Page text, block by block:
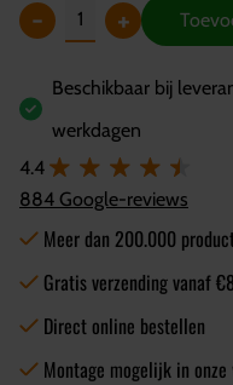
- +
Beschikbaar bij
werkdagen
4.4
884 Google-reviews
Meer dan 200.000
Gratis verzending vanaf
Direct online bestellen
Montage mogelijk in